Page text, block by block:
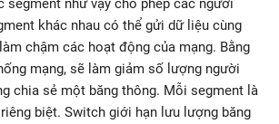
segment như vậy cho phép các người
khác nhau có thể gửi dữ liệu cùng
chậm các hoạt động của mạng. Bằng
mạng, sẽ làm giảm số lượng người
chia sẻ một băng thông. Mỗi segment là
biệt. Switch giới hạn lưu lượng băng